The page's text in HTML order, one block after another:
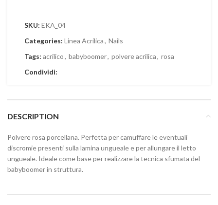
SKU: EKA_04
Categories: Linea Acrilica, Nails
Tags: acrilico, babyboomer, polvere acrilica, rosa
Condividi:
DESCRIPTION
Polvere rosa porcellana. Perfetta per camuffare le eventuali
discromie presenti sulla lamina ungueale e per allungare il letto
ungueale. Ideale come base per realizzare la tecnica sfumata del
babyboomer in struttura.